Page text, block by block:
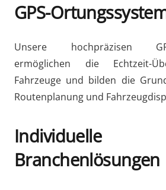
GPS-
Unsere hochpräzisen
ermöglichen die Echtzeit-
Fahrzeuge und bilden die
Routenplanung und
Individuelle
Branchenlösungen